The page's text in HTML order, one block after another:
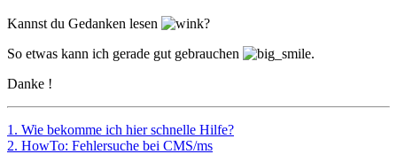
Kannst du Gedanken lesen
?
So etwas kann ich gerade gut gebrauchen
.
Danke !
1. Wie bekomme ich hier schnelle Hilfe?
2. HowTo: Fehlersuche bei CMS/ms